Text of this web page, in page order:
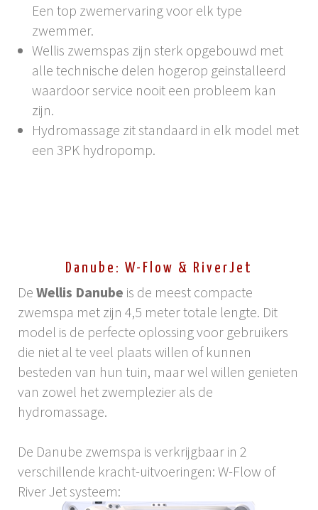
Een top zwemervaring voor elk type
zwemmer.
Wellis zwemspas zijn sterk opgebouwd met
alle technische delen hogerop geinstalleerd
waardoor service nooit een probleem kan
zijn.
Hydromassage zit standaard in elk model met
een 3PK hydropomp.
Danube: W-Flow & RiverJet
De Wellis Danube is de meest compacte
zwemspa met zijn 4,5 meter totale lengte. Dit
model is de perfecte oplossing voor gebruikers
die niet al te veel plaats willen of kunnen
besteden van hun tuin, maar wel willen genieten
van zowel het zwemplezier als de
hydromassage.
De Danube zwemspa is verkrijgbaar in 2
verschillende kracht-uitvoeringen: W-Flow of
River Jet systeem: